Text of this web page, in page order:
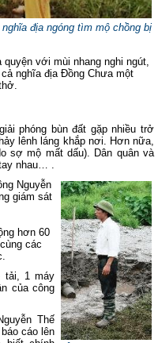
địa ngóng tìm mộ chồng bị
quyện với mùi nhang nghi ngút,
nghĩa địa Đồng Chưa một
phóng bùn đất gặp nhiều trở
lênh láng khắp nơi. Hơn nữa,
sợ mộ mất dấu). Dân quân và
nhau… .
Nguyễn
giám sát
hơn 60
các
tải, 1 máy
của công
Thế
cáo lên